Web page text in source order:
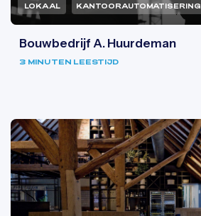
LOKAAL KANTOORAUTOMATISERING
Bouwbedrijf A. Huurdeman
3 MINUTEN LEESTIJD